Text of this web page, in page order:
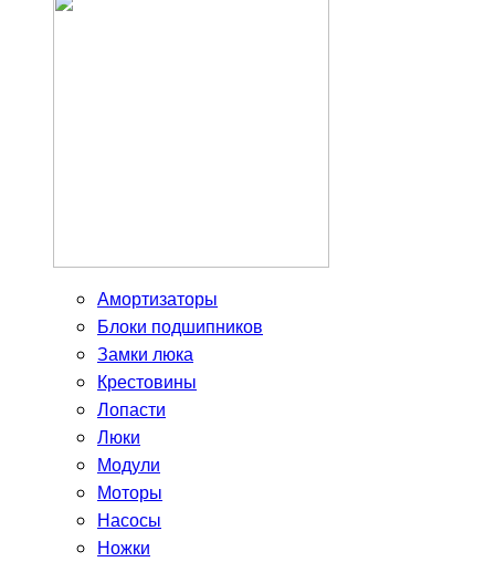
Амортизаторы
Блоки подшипников
Замки люка
Крестовины
Лопасти
Люки
Модули
Моторы
Насосы
Ножки